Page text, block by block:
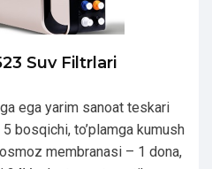
Suv Filtrlari
ega yarim sanoat teskari
bosqichi, to’plamga kumush
membranasi – 1 dona,